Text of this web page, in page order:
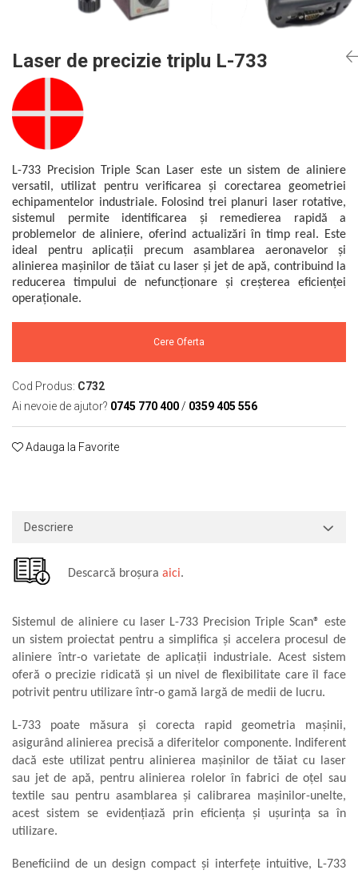
Măsurători termoviziune
Testări la vibrații
Vibrometre
Analizoare achiziții de date
Condiționere
Anemometre
Stații de monitorizare meteo
Alte echipamente de măsurare
Mașini și utilaje industriale
Utilaje feroviare
Mașini de echilibrare dinamică
Sisteme electrodinamice de testare la
vibrații
Camere climatice
Echipamente pentru industria militară
Senzori
Senzori fără fir (Wireless)
Senzori seismici
Display-uri Industriale
Computere Industriale
Tablete Industriale
Robotică
Servicii
Vibrații
Echilibrări
Aliniere geometrică
Aliniere hidro & termo
Termografie
Calibratoare
Măsurători geometrice
Măsurători termoviziune
Software
Analizoare achiziții de date
Anemometre
Sonometre
Stații de monitorizare meteo
Alte echipamente de măsurare
Locomotive de manevră
Elevatoare mobile
Platforme de ridicare cu boghiuri
Platouri rotative
Echipamente pentru operații de
sudură
Boghiuri de cale ferată
Alte utilaje feroviare
Echipament testare sisteme de
franare vehicule feroviare
Macarale portal
Senzori de forță
Accelerometre IEPE uniaxiale
Accelerometre IEPE triaxiale
Traductoare vibratii 4-20 mA
Traductoare ICP de viteză de vibrații
Senzori de vibrații cu fir
Senzori AGS
Microfoane de măsurare
Senzori de deplasare
Senzori seismici
VibraSens
Winmate
Mectron
Lunitek
Gill Instruments
ZAGRO
Emanuel
Romell Inc.
Laser de precizie triplu L-733
L-733 Precision Triple Scan Laser este un sistem de aliniere
versatil, utilizat pentru verificarea și corectarea geometriei
echipamentelor industriale. Folosind trei planuri laser rotative,
sistemul permite identificarea și remedierea rapidă a
problemelor de aliniere, oferind actualizări în timp real. Este
ideal pentru aplicații precum asamblarea aeronavelor și
alinierea mașinilor de tăiat cu laser și jet de apă, contribuind la
reducerea timpului de nefuncționare și creșterea eficienței
operaționale.
Cere Oferta
Cod Produs: C732
Ai nevoie de ajutor? 0745 770 400 / 0359 405 556
Adauga la Favorite
Descriere
Descarcă broșura aici.
Sistemul de aliniere cu laser L-733 Precision Triple Scan® este
un sistem proiectat pentru a simplifica și accelera procesul de
aliniere într-o varietate de aplicații industriale. Acest sistem
oferă o precizie ridicată și un nivel de flexibilitate care îl face
potrivit pentru utilizare într-o gamă largă de medii de lucru.
L-733 poate măsura și corecta rapid geometria mașinii,
asigurând alinierea precisă a diferitelor componente. Indiferent
dacă este utilizat pentru alinierea mașinilor de tăiat cu laser
sau jet de apă, pentru alinierea rolelor în fabrici de oțel sau
textile sau pentru asamblarea și calibrarea mașinilor-unelte,
acest sistem se evidențiază prin eficiența și ușurința sa în
utilizare.
Beneficiind de un design compact și interfețe intuitive, L-733